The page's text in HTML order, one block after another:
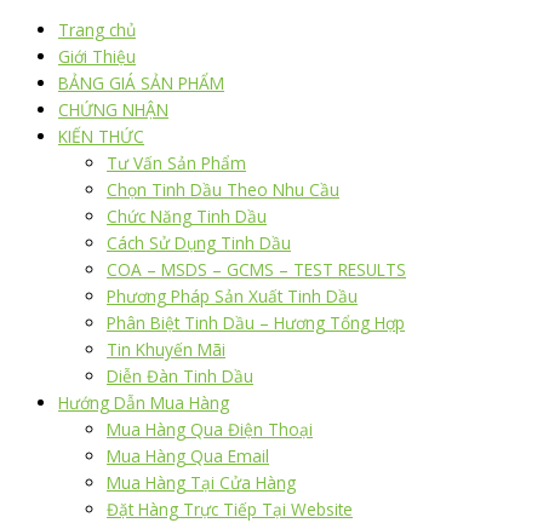
Trang chủ
Giới Thiệu
BẢNG GIÁ SẢN PHẨM
CHỨNG NHẬN
KIẾN THỨC
Tư Vấn Sản Phẩm
Chọn Tinh Dầu Theo Nhu Cầu
Chức Năng Tinh Dầu
Cách Sử Dụng Tinh Dầu
COA – MSDS – GCMS – TEST RESULTS
Phương Pháp Sản Xuất Tinh Dầu
Phân Biệt Tinh Dầu – Hương Tổng Hợp
Tin Khuyến Mãi
Diễn Đàn Tinh Dầu
Hướng Dẫn Mua Hàng
Mua Hàng Qua Điện Thoại
Mua Hàng Qua Email
Mua Hàng Tại Cửa Hàng
Đặt Hàng Trực Tiếp Tại Website